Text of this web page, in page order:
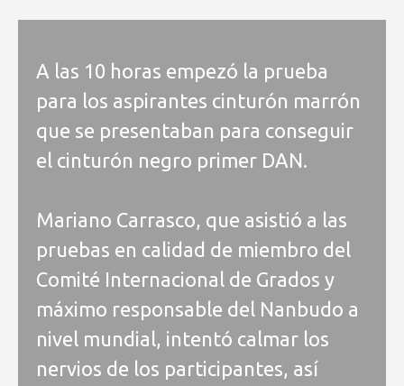
A las 10 horas empezó la prueba
para los aspirantes cinturón marrón
que se presentaban para conseguir
el cinturón negro primer DAN.
Mariano Carrasco, que asistió a las
pruebas en calidad de miembro del
Comité Internacional de Grados y
máximo responsable del Nanbudo a
nivel mundial, intentó calmar los
nervios de los participantes, así